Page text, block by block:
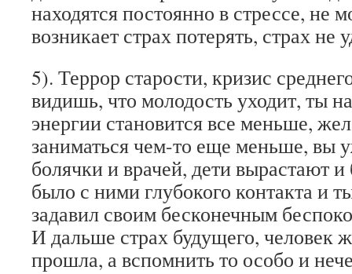
находятся постоянно в стрессе, не
возникает страх потерять, страх не
5). Террор старости, кризис
видишь, что молодость уходит, ты
энергии становится все меньше,
заниматься чем-то еще меньше, вы
болячки и врачей, дети вырастают
было с ними глубокого контакта и
задавил своим бесконечным
И дальше страх будущего, человек
прошла, а вспомнить то особо и